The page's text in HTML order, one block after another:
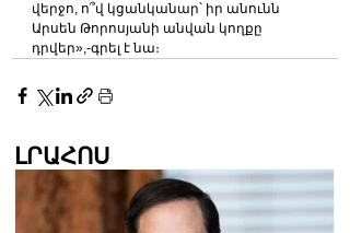
վերջո, ո՞վ կցանկանար՝ իր անունն
Արսեն Թորոսյանի անվան կողքը
դրվեր»,-գրել է նա։
ԼՐԱՀՈՍ